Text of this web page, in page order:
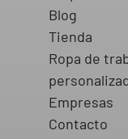
Blog
Tienda
Ropa de
Empresas
Contacto